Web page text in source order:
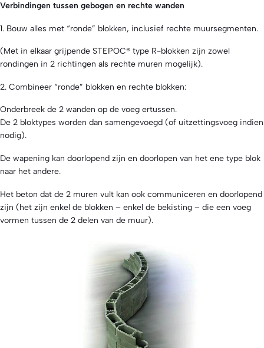
Verbindingen tussen gebogen en rechte wanden
1. Bouw alles met “ronde” blokken, inclusief rechte muursegmenten.
(Met in elkaar grijpende STEPOC® type R-blokken zijn zowel
rondingen in 2 richtingen als rechte muren mogelijk).
2. Combineer “ronde” blokken en rechte blokken:
Onderbreek de 2 wanden op de voeg ertussen.
De 2 bloktypes worden dan samengevoegd (of uitzettingsvoeg indien
nodig).
De wapening kan doorlopend zijn en doorlopen van het ene type blok
naar het andere.
Het beton dat de 2 muren vult kan ook communiceren en doorlopend
zijn (het zijn enkel de blokken – enkel de bekisting – die een voeg
vormen tussen de 2 delen van de muur).